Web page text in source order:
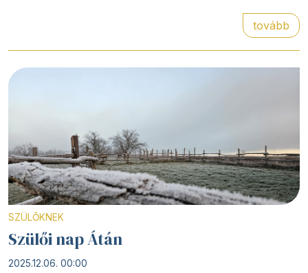
tovább
SZÜLŐKNEK
Szülői nap Átán
2025.12.06. 00:00